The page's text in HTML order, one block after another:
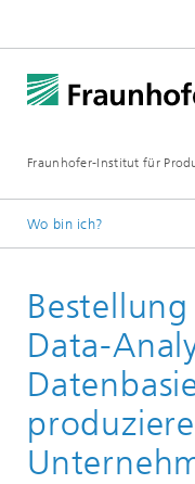
Fraunhofer-Institut für
Wo bin ich?
Publikationen
Studien
Data-